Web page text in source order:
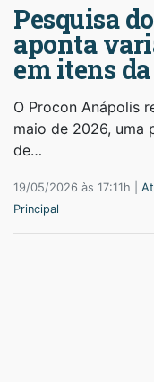
Pesquisa
aponta
em itens
O Procon Anápolis
maio de 2026, uma
de…
19/05/2026 às 17:11h |
Principal